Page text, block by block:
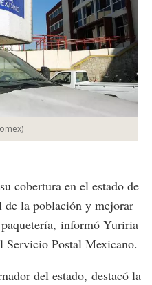
)
cobertura en el estado de
de la población y mejorar
informó Yuriria
Servicio Postal Mexicano.
del estado, destacó la